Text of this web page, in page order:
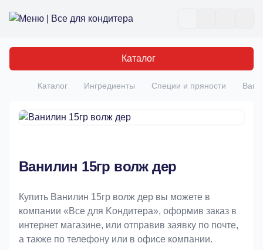
Все для кондитера
Каталог
Главная
Каталог Ингредиенты Специи и пряности
Ванилин 15гр волж дер
Купить Ванилин 15гр волж дер вы можете в
компании «Bce для Koндитeрa», оформив заказ в
интернет магазине, или отправив заявку по почте,
а также по телефону или в офисе компании.